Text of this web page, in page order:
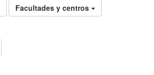
Facultades y centros